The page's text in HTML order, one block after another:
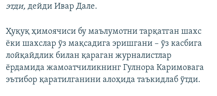
этди, дейди Ивар Дале.
Ҳуқуқ ҳимоячиси бу маълумотни тарқатган шахс
ёки шахслар ўз мақсадига эришгани – ўз касбига
лойқайдлик билан қараган журналистлар
ёрдамида жамоатчиликнинг Гулнора Каримовага
эътибор қаратилганини алоҳида таъкидлаб ўтди.